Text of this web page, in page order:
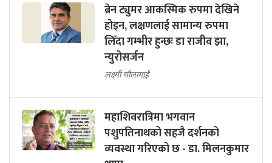
ब्रेन ट्युमर आकस्मिक रुपमा देखिने
होइन, लक्षणलाई सामान्य रुपमा
लिँदा गम्भीर हुन्छः डा राजीव झा,
न्युरोसर्जन
लक्ष्मी चौलागाईं
महाशिवरात्रिमा भगवान
पशुपतिनाथको सहजै दर्शनको
व्यवस्था गरिएको छ - डा. मिलनकुमार